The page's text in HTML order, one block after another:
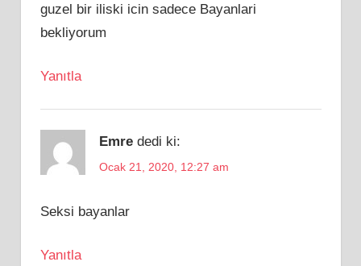
guzel bir iliski icin sadece Bayanlari
bekliyorum
Yanıtla
Emre dedi ki:
Ocak 21, 2020, 12:27 am
Seksi bayanlar
Yanıtla